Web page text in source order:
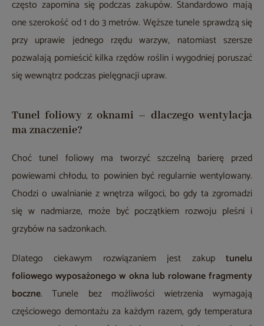
często zapomina się podczas zakupów. Standardowo mają
one szerokość od 1 do 3 metrów. Węższe tunele sprawdzą się
przy uprawie jednego rzędu warzyw, natomiast szersze
pozwalają pomieścić kilka rzędów roślin i wygodniej poruszać
się wewnątrz podczas pielęgnacji upraw.
Tunel foliowy z oknami – dlaczego wentylacja
ma znaczenie?
Choć tunel foliowy ma tworzyć szczelną barierę przed
powiewami chłodu, to powinien być regularnie wentylowany.
Chodzi o uwalnianie z wnętrza wilgoci, bo gdy ta zgromadzi
się w nadmiarze, może być początkiem rozwoju pleśni i
grzybów na sadzonkach.
Dlatego ciekawym rozwiązaniem jest zakup tunelu
foliowego wyposażonego w okna lub rolowane fragmenty
boczne. Tunele bez możliwości wietrzenia wymagają
częściowego demontażu za każdym razem, gdy temperatura